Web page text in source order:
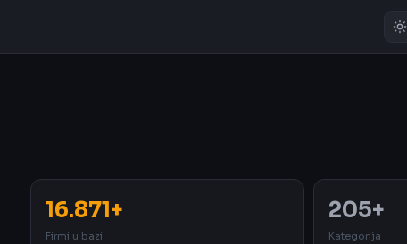
16.871+
Firmi u bazi
205+
Kategorija